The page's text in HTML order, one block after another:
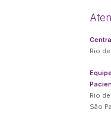
Rio
Rio
São